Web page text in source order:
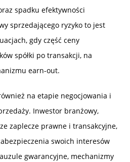
spadku efektywności
sprzedającego ryzyko to jest
gdy część ceny
spółki po transakcji, na
earn-out.
na etapie negocjowania i
Inwestor branżowy,
zaplecze prawne i transakcyjne,
swoich interesów
gwarancyjne, mechanizmy